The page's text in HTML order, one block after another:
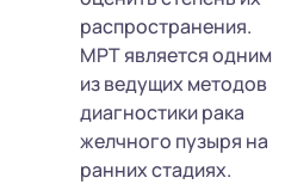
распространения.
МРТ является одним
из ведущих методов
диагностики рака
желчного пузыря на
ранних стадиях.